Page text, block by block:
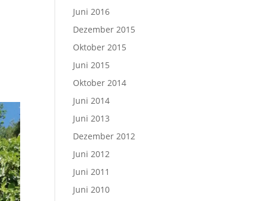
Juni 2016
Dezember 2015
Oktober 2015
Juni 2015
Oktober 2014
Juni 2014
Juni 2013
Dezember 2012
Juni 2012
Juni 2011
Juni 2010